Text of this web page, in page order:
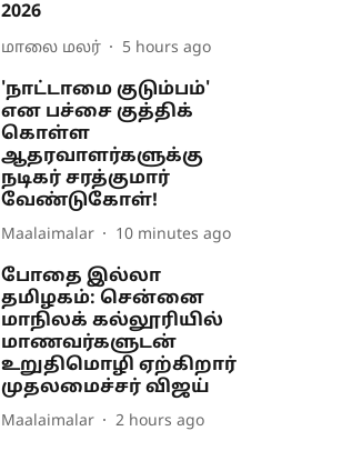
2026
மாலை மலர் 5 hours ago
'நாட்டாமை குடும்பம்'
என பச்சை குத்திக்
கொள்ள
ஆதரவாளர்களுக்கு
நடிகர் சரத்குமார்
வேண்டுகோள்!
Maalaimalar 10 minutes ago
போதை இல்லா
தமிழகம்: சென்னை
மாநிலக் கல்லூரியில்
மாணவர்களுடன்
உறுதிமொழி ஏற்கிறார்
முதலமைச்சர் விஜய்
Maalaimalar 2 hours ago